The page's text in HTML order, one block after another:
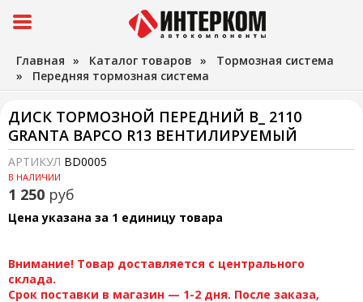
Главная » Каталог товаров » Тормозная система
» Передняя тормозная система
ДИСК ТОРМОЗНОЙ ПЕРЕДНИЙ В_ 2110
GRANTA BAPCO R13 ВЕНТИЛИРУЕМЫЙ
АРТИКУЛ BD0005
В НАЛИЧИИ
1 250 руб
Цена указана за 1 единицу товара
Внимание! Товар доставляется с центрального
склада.
Срок поставки в магазин — 1-2 дня. После заказа,